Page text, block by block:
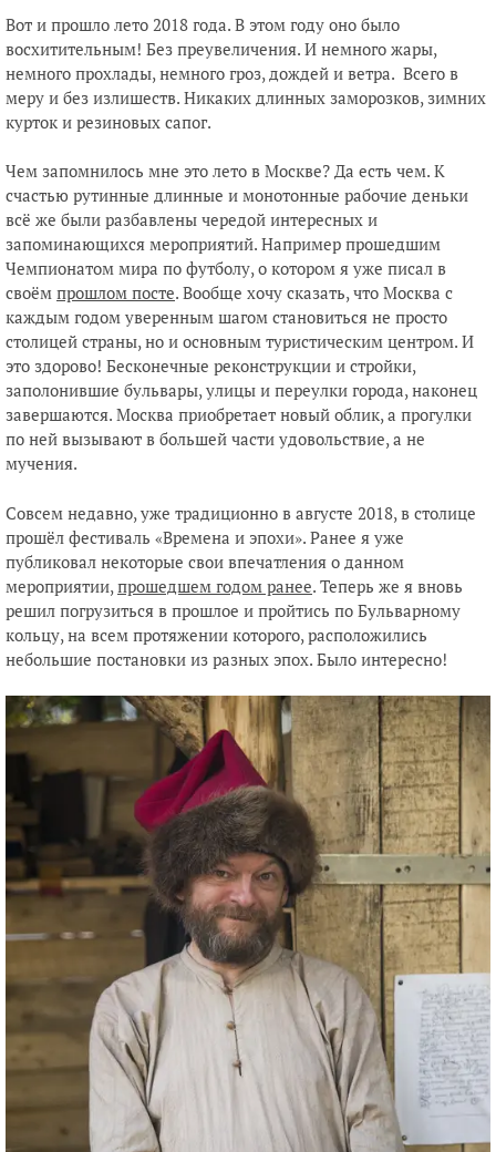
Вот и прошло лето 2018 года. В этом году оно было
восхитительным! Без преувеличения. И немного жары,
немного прохлады, немного гроз, дождей и ветра. Всего в
меру и без излишеств. Никаких длинных заморозков, зимних
курток и резиновых сапог.
Чем запомнилось мне это лето в Москве? Да есть чем. К
счастью рутинные длинные и монотонные рабочие деньки
всё же были разбавлены чередой интересных и
запоминающихся мероприятий. Например прошедшим
Чемпионатом мира по футболу, о котором я уже писал в
своём прошлом посте. Вообще хочу сказать, что Москва с
каждым годом уверенным шагом становиться не просто
столицей страны, но и основным туристическим центром. И
это здорово! Бесконечные реконструкции и стройки,
заполонившие бульвары, улицы и переулки города, наконец
завершаются. Москва приобретает новый облик, а прогулки
по ней вызывают в большей части удовольствие, а не
мучения.
Совсем недавно, уже традиционно в августе 2018, в столице
прошёл фестиваль «Времена и эпохи». Ранее я уже
публиковал некоторые свои впечатления о данном
мероприятии, прошедшем годом ранее. Теперь же я вновь
решил погрузиться в прошлое и пройтись по Бульварному
кольцу, на всем протяжении которого, расположились
небольшие постановки из разных эпох. Было интересно!